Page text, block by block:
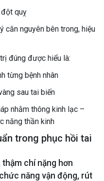
đột quỵ
căn nguyên bên trong, hiệu
đúng được hiểu là:
từng bệnh nhân
sau tai biến
nhằm thông kinh lạc –
năng thần kinh
trong phục hồi tai
chí nặng hơn
năng vận động, rút